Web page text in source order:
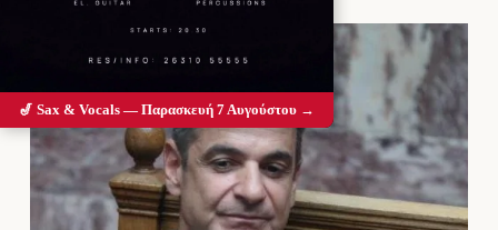
🎷 Sax & Vocals — Παρασκευή 7 Αυγούστου →